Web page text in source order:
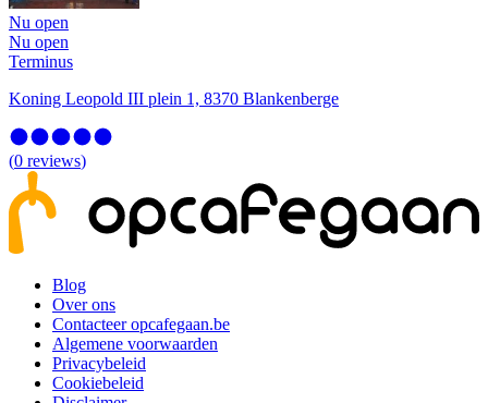
Nu open
Nu open
Terminus
Koning Leopold III plein 1, 8370 Blankenberge
(0 reviews)
Blog
Over ons
Contacteer opcafegaan.be
Algemene voorwaarden
Privacybeleid
Cookiebeleid